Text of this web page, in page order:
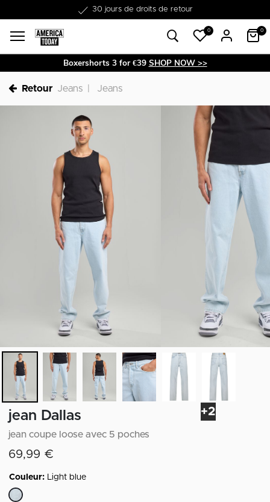
30 jours de droits de retour
0 0
Boxershorts 3 for €39 SHOP NOW >>
Retour Jeans Jeans
+2
jean Dallas
jean coupe loose avec 5 poches
69,99 €
Couleur: Light blue